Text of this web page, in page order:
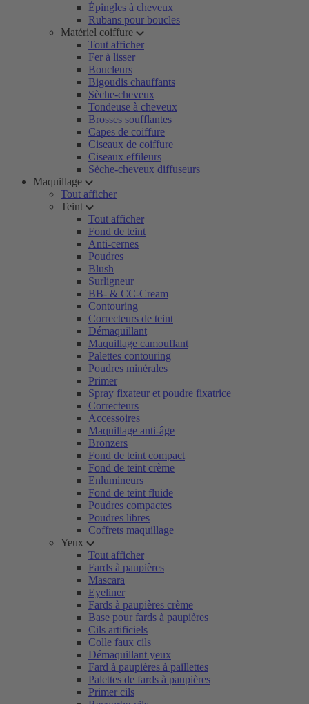
Épingles à cheveux
Rubans pour boucles
Matériel coiffure
Tout afficher
Fer à lisser
Boucleurs
Bigoudis chauffants
Sèche-cheveux
Tondeuse à cheveux
Brosses soufflantes
Capes de coiffure
Ciseaux de coiffure
Ciseaux effileurs
Sèche-cheveux diffuseurs
Maquillage
Tout afficher
Teint
Tout afficher
Fond de teint
Anti-cernes
Poudres
Blush
Surligneur
BB- & CC-Cream
Contouring
Correcteurs de teint
Démaquillant
Maquillage camouflant
Palettes contouring
Poudres minérales
Primer
Spray fixateur et poudre fixatrice
Correcteurs
Accessoires
Maquillage anti-âge
Bronzers
Fond de teint compact
Fond de teint crème
Enlumineurs
Fond de teint fluide
Poudres compactes
Poudres libres
Coffrets maquillage
Yeux
Tout afficher
Fards à paupières
Mascara
Eyeliner
Fards à paupières crème
Base pour fards à paupières
Cils artificiels
Colle faux cils
Démaquillant yeux
Fard à paupières à paillettes
Palettes de fards à paupières
Primer cils